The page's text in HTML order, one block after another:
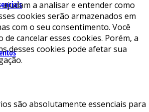
a analisar e entender como
cookies serão armazenados em
com o seu consentimento. Você
de cancelar esses cookies. Porém, a
desses cookies pode afetar sua
são absolutamente essenciais para